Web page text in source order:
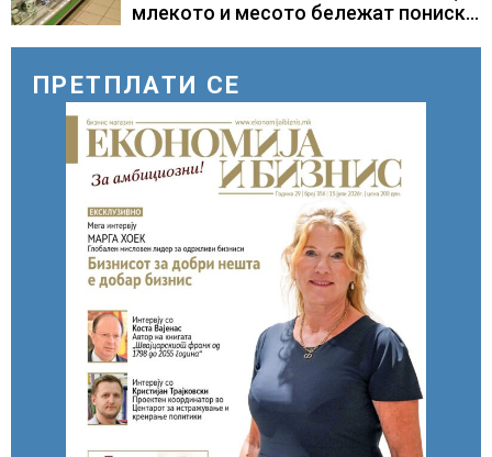
млекото и месото бележат пониски
ПРЕТПЛАТИ СЕ